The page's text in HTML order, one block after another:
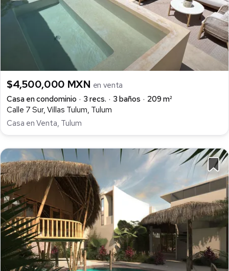
$4,500,000 MXN en venta
Casa en condominio
3 recs. 3 baños
209 m²
Calle 7 Sur, Villas Tulum, Tulum
Casa en Venta, Tulum